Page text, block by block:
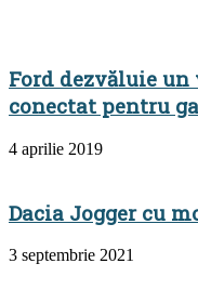
Ford dezvăluie
conectat pentru
4 aprilie 2019
Dacia Jogger cu
3 septembrie 2021